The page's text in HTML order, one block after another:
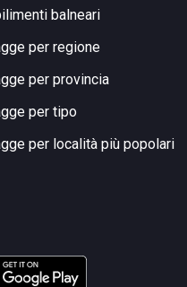
balneari
per regione
per provincia
per tipo
per località più popolari